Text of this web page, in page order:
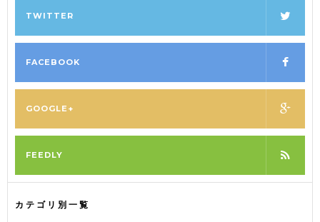
TWITTER
FACEBOOK
GOOGLE+
FEEDLY
カテゴリ別一覧